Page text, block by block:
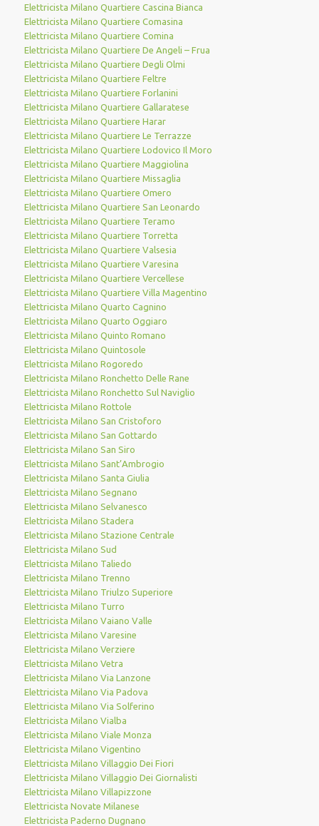
Elettricista Milano Quartiere Cascina Bianca
Elettricista Milano Quartiere Comasina
Elettricista Milano Quartiere Comina
Elettricista Milano Quartiere De Angeli – Frua
Elettricista Milano Quartiere Degli Olmi
Elettricista Milano Quartiere Feltre
Elettricista Milano Quartiere Forlanini
Elettricista Milano Quartiere Gallaratese
Elettricista Milano Quartiere Harar
Elettricista Milano Quartiere Le Terrazze
Elettricista Milano Quartiere Lodovico Il Moro
Elettricista Milano Quartiere Maggiolina
Elettricista Milano Quartiere Missaglia
Elettricista Milano Quartiere Omero
Elettricista Milano Quartiere San Leonardo
Elettricista Milano Quartiere Teramo
Elettricista Milano Quartiere Torretta
Elettricista Milano Quartiere Valsesia
Elettricista Milano Quartiere Varesina
Elettricista Milano Quartiere Vercellese
Elettricista Milano Quartiere Villa Magentino
Elettricista Milano Quarto Cagnino
Elettricista Milano Quarto Oggiaro
Elettricista Milano Quinto Romano
Elettricista Milano Quintosole
Elettricista Milano Rogoredo
Elettricista Milano Ronchetto Delle Rane
Elettricista Milano Ronchetto Sul Naviglio
Elettricista Milano Rottole
Elettricista Milano San Cristoforo
Elettricista Milano San Gottardo
Elettricista Milano San Siro
Elettricista Milano Sant’Ambrogio
Elettricista Milano Santa Giulia
Elettricista Milano Segnano
Elettricista Milano Selvanesco
Elettricista Milano Stadera
Elettricista Milano Stazione Centrale
Elettricista Milano Sud
Elettricista Milano Taliedo
Elettricista Milano Trenno
Elettricista Milano Triulzo Superiore
Elettricista Milano Turro
Elettricista Milano Vaiano Valle
Elettricista Milano Varesine
Elettricista Milano Verziere
Elettricista Milano Vetra
Elettricista Milano Via Lanzone
Elettricista Milano Via Padova
Elettricista Milano Via Solferino
Elettricista Milano Vialba
Elettricista Milano Viale Monza
Elettricista Milano Vigentino
Elettricista Milano Villaggio Dei Fiori
Elettricista Milano Villaggio Dei Giornalisti
Elettricista Milano Villapizzone
Elettricista Novate Milanese
Elettricista Paderno Dugnano